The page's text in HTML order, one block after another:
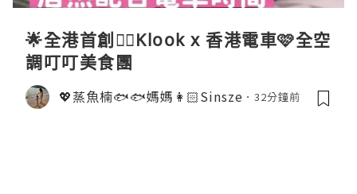
🌟全港首創☝🏻Klook x 香港電車🩷全空
調叮叮美食團
💖蒸魚楠🐟🐟媽媽👩🏻Sinsze 32分鐘前